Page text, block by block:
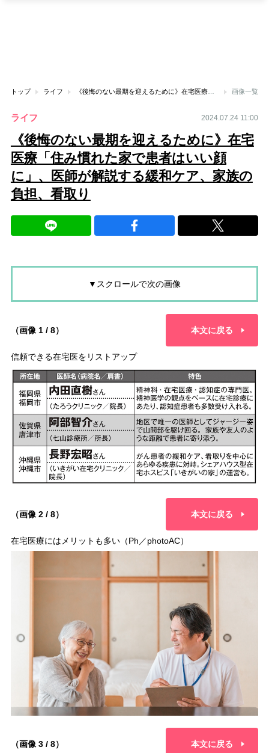
トップ ライフ 《後悔のない最期を迎えるために》在宅医療「住み慣れた家で患者はいい顔に」、医師が解説する緩和ケア、家族の負担、看取り 画像一覧
ライフ 2024.07.24 11:00
《後悔のない最期を迎えるために》在宅
医療「住み慣れた家で患者はいい顔
に」、医師が解説する緩和ケア、家族の
負担、看取り
▼スクロールで次の画像
（画像 1 / 8） 本文に戻る
信頼できる在宅医をリストアップ
（画像 2 / 8） 本文に戻る
在宅医療にはメリットも多い（Ph／photoAC）
（画像 3 / 8） 本文に戻る